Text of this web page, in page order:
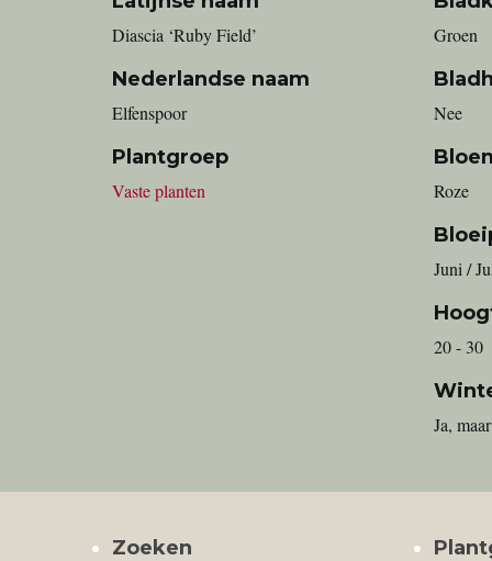
Diascia ‘Ruby Field’
Nederlandse naam
Elfenspoor
Plantgroep
Vaste planten
Groen
Nee
Roze
Juni /
20 - 30
Ja,
Zoeken